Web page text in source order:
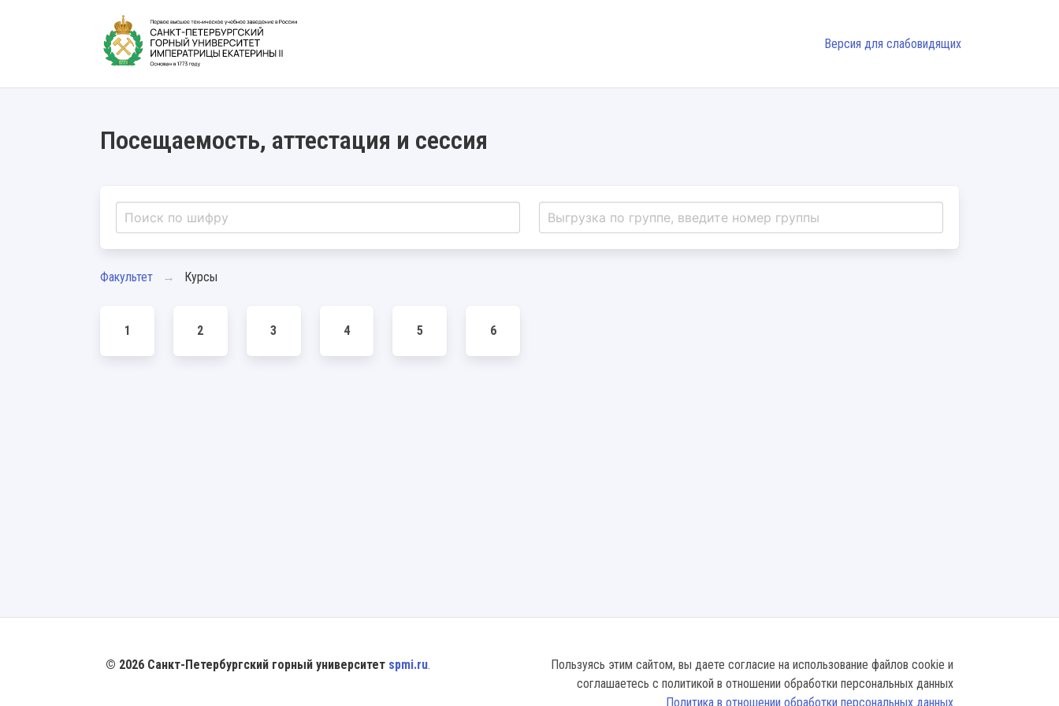
Версия для слабовидящих
Посещаемость, аттестация и сессия
Факультет Курсы
1 2 3 4 5 6
© 2026 Санкт-Петербургский горный университет spmi.ru.
Пользуясь этим сайтом, вы даете согласие на использование файлов cookie и
соглашаетесь с политикой в отношении обработки персональных данных
Политика в отношении обработки персональных данных